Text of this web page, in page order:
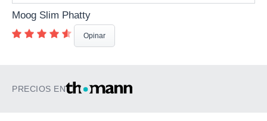
Moog Slim Phatty
Opinar
PRECIOS EN